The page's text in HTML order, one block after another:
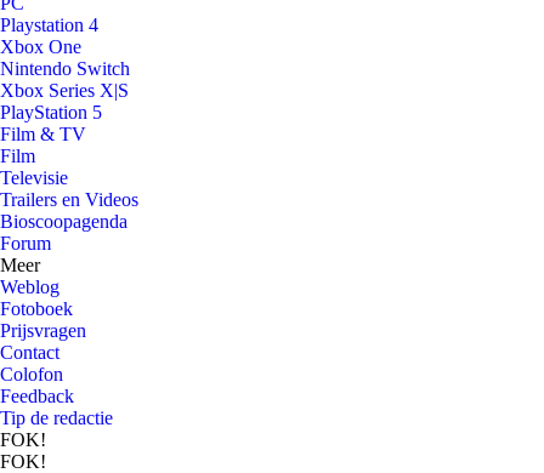
Playstation 4
Xbox One
Nintendo Switch
Xbox Series X|S
PlayStation 5
Film & TV
Film
Televisie
Trailers en Videos
Bioscoopagenda
Forum
Meer
Weblog
Fotoboek
Prijsvragen
Contact
Colofon
Feedback
Tip de redactie
FOK!
FOK!